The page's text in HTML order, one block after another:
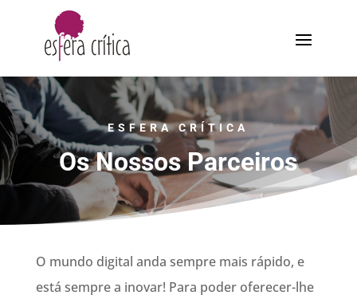
ESFERA CRÍTICA
Os Nossos Parceiros
O mundo digital anda sempre mais rápido, e
está sempre a inovar! Para poder oferecer-lhe